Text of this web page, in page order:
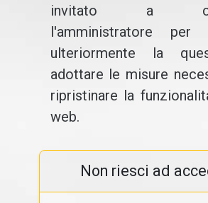
invitato a
l'amministratore per
ulteriormente la
adottare le misure
ripristinare la
web.
Non riesci ad